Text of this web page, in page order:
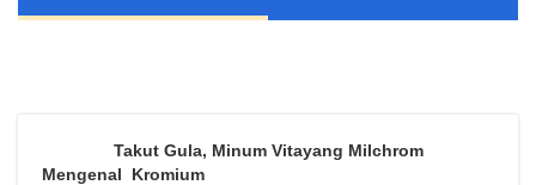
Takut Gula, Minum Vitayang Milchrom
Mengenal Kromium